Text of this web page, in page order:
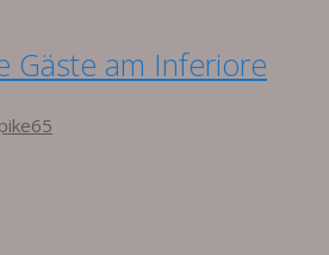
Gäste am Inferiore
pike65